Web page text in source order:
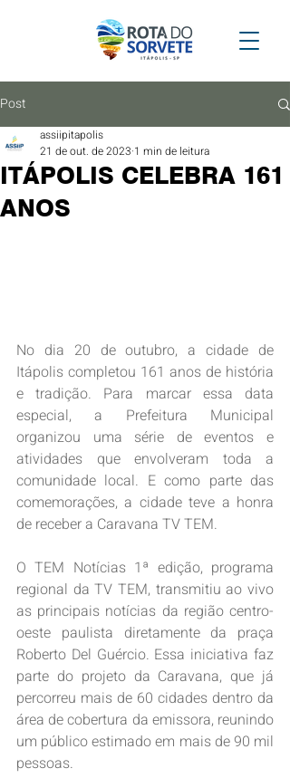
Post
ITÁPOLIS CELEBRA 161
ANOS
assiipitapolis
21 de out. de 2023 1 min de leitura
No dia 20 de outubro, a cidade de
Itápolis completou 161 anos de história
e tradição. Para marcar essa data
especial, a Prefeitura Municipal
organizou uma série de eventos e
atividades que envolveram toda a
comunidade local. E como parte das
comemorações, a cidade teve a honra
de receber a Caravana TV TEM.
O TEM Notícias 1ª edição, programa
regional da TV TEM, transmitiu ao vivo
as principais notícias da região centro-
oeste paulista diretamente da praça
Roberto Del Guércio. Essa iniciativa faz
parte do projeto da Caravana, que já
percorreu mais de 60 cidades dentro da
área de cobertura da emissora, reunindo
um público estimado em mais de 90 mil
pessoas.